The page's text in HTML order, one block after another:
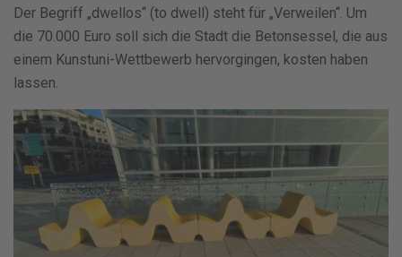
Der Begriff „dwellos“ (to dwell) steht für „Verweilen“. Um
die 70.000 Euro soll sich die Stadt die Betonsessel, die aus
einem Kunstuni-Wettbewerb hervorgingen, kosten haben
lassen.